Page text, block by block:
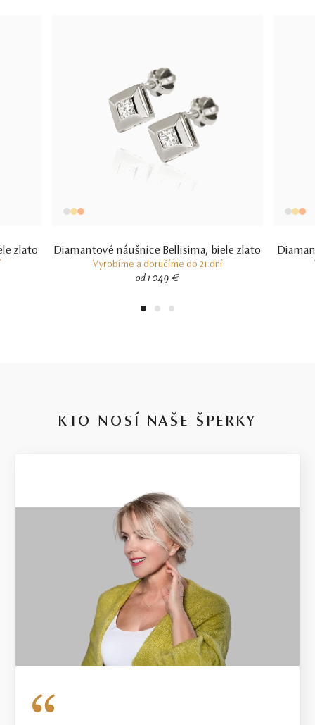
zlato Diamantové náušnice Bellisima, biele zlato
Vyrobíme a doručíme do 21 dní
od 1 049 €
1 2 3
KTO NOSÍ NAŠE ŠPERKY